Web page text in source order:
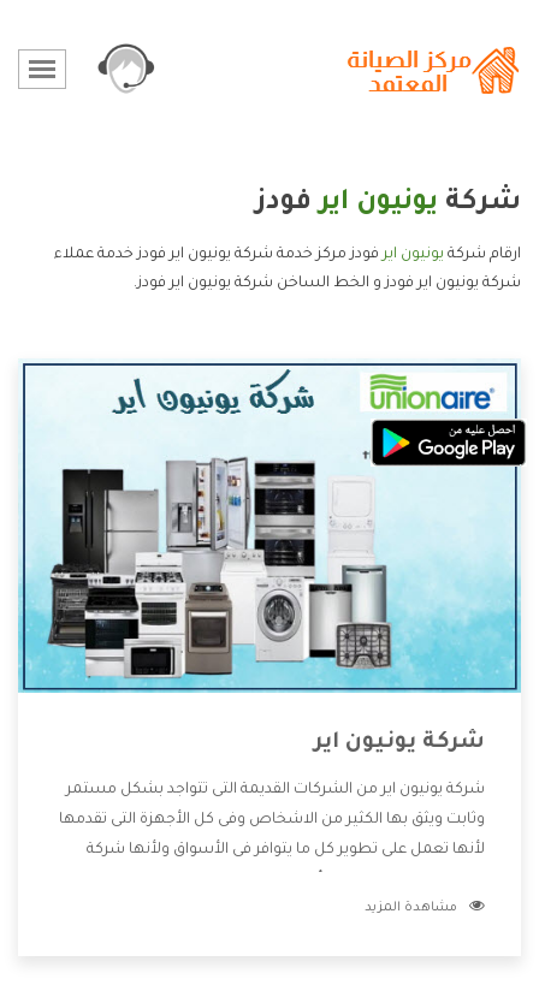
شركة يونيون ايرفودز
ارقام شركة يونيون ايرفودز مركز خدمة شركة يونيون اير فودز خدمة عملاء
شركة يونيون اير فودز و الخط الساخن شركة يونيون اير فودز.
شركة يونيون اير
شركة يونيون اير من الشركات القديمة التى تتواجد بشكل مستمر
وثابت ويثق بها الكثير من الاشخاص وفى كل الأجهزة التى تقدمها
لأنها تعمل على تطوير كل ما يتوافر فى الأسواق ولأنها شركة
وتقدم للعملاء أقوى العروض والخصومات التى تسهل على
مشاهدة المزيد